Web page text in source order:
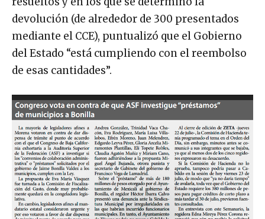
devolución (de alrededor de 300 presentados
mediante el CCE), puntualizó que el Gobierno
del Estado “está cumpliendo con el reembolso
de esas cantidades”.